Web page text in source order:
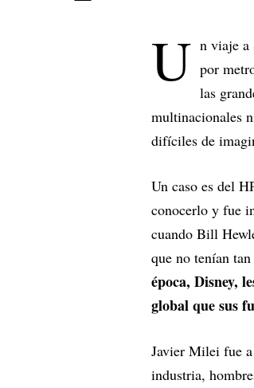
U n viaje a
por
las
multinacionales
difíciles de
Un caso es del
conocerlo y fue
cuando Bill
que no tenían
época, Disney,
global que sus
Javier Milei fue
industria,